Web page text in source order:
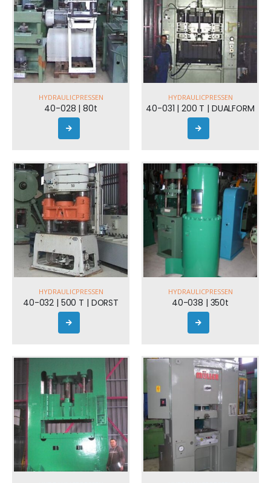
HYDRAULICPRESSEN
40-028 | 80t
HYDRAULICPRESSEN
40-031 | 200 T | DUALFORM
HYDRAULICPRESSEN
40-032 | 500 T | DORST
HYDRAULICPRESSEN
40-038 | 350t